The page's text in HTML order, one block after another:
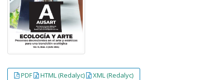
PDF HTML (Redalyc) XML (Redalyc)